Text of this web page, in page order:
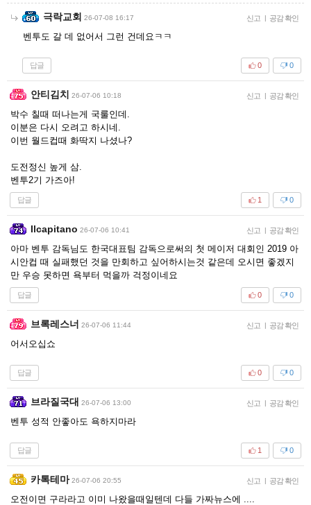
극락교회 26-07-08 16:17 신고 | 공감 확인
벤투도 갈 데 없어서 그런 건데요ㅋㅋ
답글 0
0
안티김치 26-07-06 10:18 신고 | 공감 확인
박수 칠때 떠나는게 국룰인데.
이분은 다시 오려고 하시네.
이번 월드컵때 화딱지 나셨나?
도전정신 높게 삼.
벤투2기 가즈아!
답글 0
1
Ilcapitano 26-07-06 10:41 신고 | 공감 확인
아마 벤투 감독님도 한국대표팀 감독으로써의 첫 메이저 대회인 2019 아
시안컵 때 실패했던 것을 만회하고 싶어하시는것 같은데 오시면 좋겠지
만 우승 못하면 욕부터 먹을까 걱정이네요
답글 0
0
브록레스너 26-07-06 11:44 신고 | 공감 확인
어서오십쇼
답글 0
0
브라질국대 26-07-06 13:00 신고 | 공감 확인
벤투 성적 안좋아도 욕하지마라
답글 0
1
카톡테마 26-07-06 20:55 신고 | 공감 확인
오전이면 구라라고 이미 나왔을때일텐데 다들 가짜뉴스에 ....